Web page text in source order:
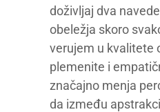
doživljaj dva
obeležja skoro
verujem u kvalitete
plemenite i
značajno menja
da između